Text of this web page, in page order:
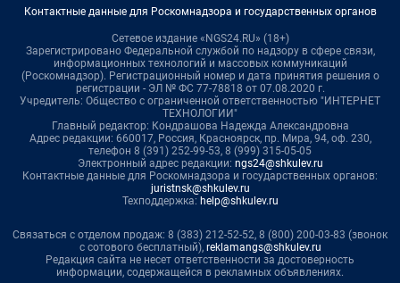
Контактные данные для Роскомнадзора и государственных органов
Сетевое издание «NGS24.RU» (18+)
Зарегистрировано Федеральной службой по надзору в сфере связи,
информационных технологий и массовых коммуникаций
(Роскомнадзор). Регистрационный номер и дата принятия решения о
регистрации - ЭЛ № ФС 77-78818 от 07.08.2020 г.
Учредитель: Общество с ограниченной ответственностью "ИНТЕРНЕТ
ТЕХНОЛОГИИ"
Главный редактор: Кондрашова Надежда Александровна
Адрес редакции: 660017, Россия, Красноярск, пр. Мира, 94, оф. 230,
телефон 8 (391) 252-99-53, 8 (999) 315-05-05
Электронный адрес редакции: ngs24@shkulev.ru
Контактные данные для Роскомнадзора и государственных органов:
juristnsk@shkulev.ru
Техподдержка: help@shkulev.ru
Связаться с отделом продаж: 8 (383) 212-52-52, 8 (800) 200-03-83 (звонок
с сотового бесплатный), reklamangs@shkulev.ru
Редакция сайта не несет ответственности за достоверность
информации, содержащейся в рекламных объявлениях.